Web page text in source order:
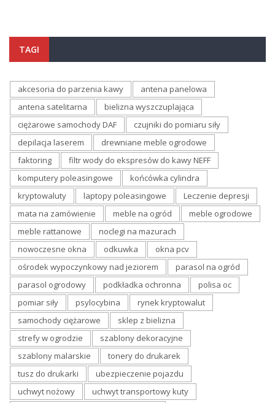
TAGI
akcesoria do parzenia kawy
antena panelowa
antena satelitarna
bielizna wyszczuplająca
ciężarowe samochody DAF
czujniki do pomiaru siły
depilacja laserem
drewniane meble ogrodowe
faktoring
filtr wody do ekspresów do kawy NEFF
komputery poleasingowe
końcówka cylindra
kryptowaluty
laptopy poleasingowe
Leczenie depresji
mata na zamówienie
meble na ogród
meble ogrodowe
meble rattanowe
noclegi na mazurach
nowoczesne okna
odkuwka
okna pcv
ośrodek wypoczynkowy nad jeziorem
parasol na ogród
parasol ogrodowy
podkładka ochronna
polisa oc
pomiar siły
psylocybina
rynek kryptowalut
samochody ciężarowe
sklep z bielizna
strefy w ogrodzie
szablony dekoracyjne
szablony malarskie
tonery do drukarek
tusz do drukarki
ubezpieczenie pojazdu
uchwyt nożowy
uchwyt transportowy kuty